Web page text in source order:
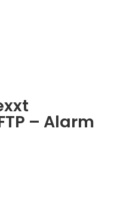
– Alarm